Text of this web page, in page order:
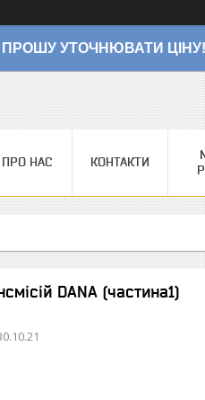
ПРОШУ УТОЧНЮВАТИ ЦІНУ!
ПРО НАС КОНТАКТИ
DANA (частина1)